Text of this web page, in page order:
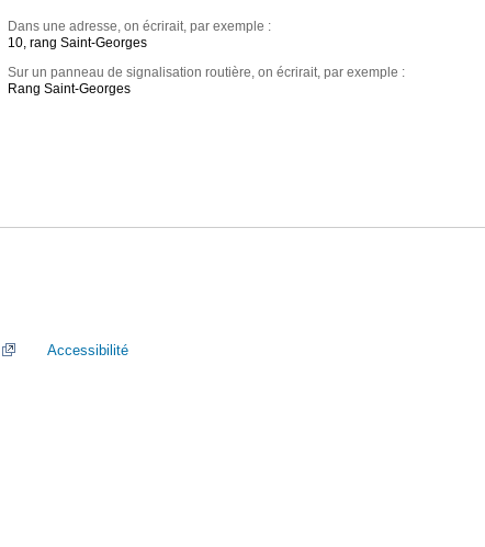
Dans une adresse, on écrirait, par exemple :
10, rang Saint-Georges
Sur un panneau de signalisation routière, on écrirait, par exemple :
Rang Saint-Georges
Accessibilité